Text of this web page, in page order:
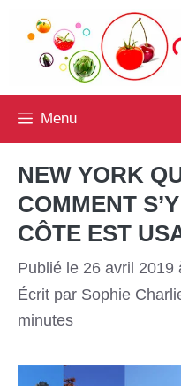
contenu
Menu
NEW YORK
COMMENT
CÔTE EST
Publié le 26 avril 2019
Écrit par Sophie
minutes